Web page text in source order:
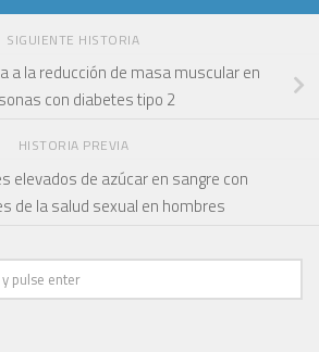
SIGUIENTE HISTORIA
a la reducción de masa muscular en
con diabetes tipo 2
HISTORIA PREVIA
elevados de azúcar en sangre con
de la salud sexual en hombres